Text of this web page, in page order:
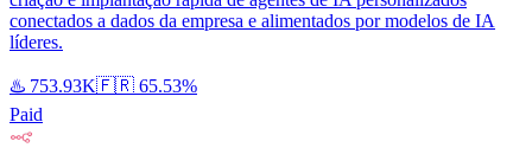
conectados a dados da empresa e alimentados por modelos de IA
líderes.
♨️ 753.93K🇫🇷 65.53%
Paid